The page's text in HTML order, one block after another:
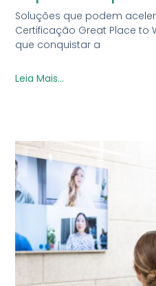
Soluções que podem
Certificação Great Place to
que conquistar a
Leia Mais...